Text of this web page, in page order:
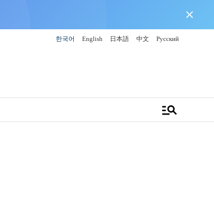
close
한국어 English 日本語 中文 Русский
manage_search